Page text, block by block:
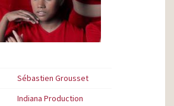
Sébastien Grousset
Indiana Production